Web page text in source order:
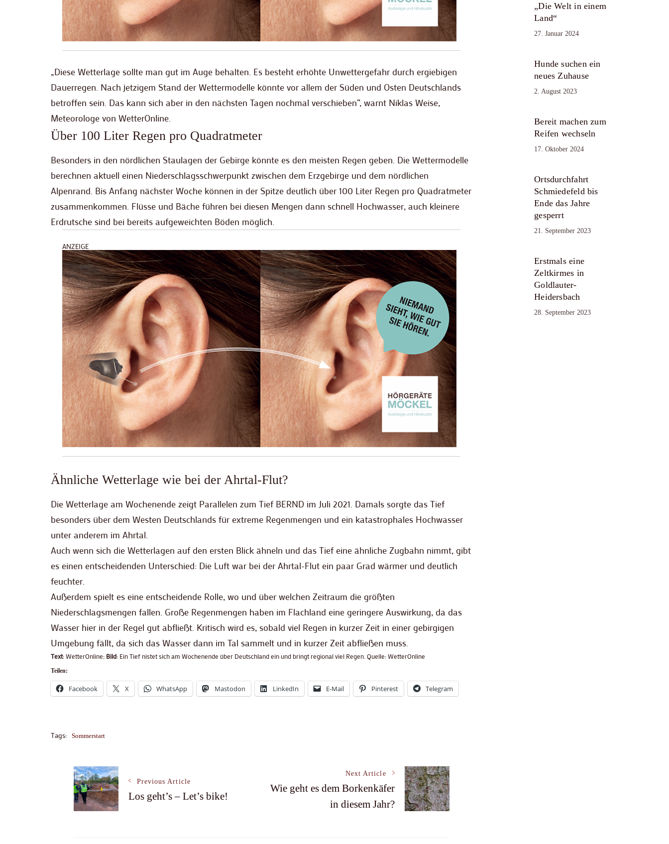
„Diese Wetterlage sollte man gut im Auge behalten. Es besteht erhöhte Unwettergefahr durch ergiebigen
Dauerregen. Nach jetzigem Stand der Wettermodelle könnte vor allem der Süden und Osten Deutschlands
betroffen sein. Das kann sich aber in den nächsten Tagen nochmal verschieben“, warnt Niklas Weise,
Meteorologe von WetterOnline.
Über 100 Liter Regen pro Quadratmeter
Besonders in den nördlichen Staulagen der Gebirge könnte es den meisten Regen geben. Die Wettermodelle
berechnen aktuell einen Niederschlagsschwerpunkt zwischen dem Erzgebirge und dem nördlichen
Alpenrand. Bis Anfang nächster Woche können in der Spitze deutlich über 100 Liter Regen pro Quadratmeter
zusammenkommen. Flüsse und Bäche führen bei diesen Mengen dann schnell Hochwasser, auch kleinere
Erdrutsche sind bei bereits aufgeweichten Böden möglich.
ANZEIGE
Ähnliche Wetterlage wie bei der Ahrtal-Flut?
Die Wetterlage am Wochenende zeigt Parallelen zum Tief BERND im Juli 2021. Damals sorgte das Tief
besonders über dem Westen Deutschlands für extreme Regenmengen und ein katastrophales Hochwasser
unter anderem im Ahrtal.
Auch wenn sich die Wetterlagen auf den ersten Blick ähneln und das Tief eine ähnliche Zugbahn nimmt, gibt
es einen entscheidenden Unterschied: Die Luft war bei der Ahrtal-Flut ein paar Grad wärmer und deutlich
feuchter.
Außerdem spielt es eine entscheidende Rolle, wo und über welchen Zeitraum die größten
Niederschlagsmengen fallen. Große Regenmengen haben im Flachland eine geringere Auswirkung, da das
Wasser hier in der Regel gut abfließt. Kritisch wird es, sobald viel Regen in kurzer Zeit in einer gebirgigen
Umgebung fällt, da sich das Wasser dann im Tal sammelt und in kurzer Zeit abfließen muss.
Text: WetterOnline; Bild: Ein Tief nistet sich am Wochenende über Deutschland ein und bringt regional viel Regen. Quelle: WetterOnline
Teilen:
Facebook X WhatsApp Mastodon LinkedIn E-Mail Pinterest Telegram
Tags: Sommerstart
Post
Navigation
Previous Article
Los geht’s – Let’s bike!
Next Article
Wie geht es dem Borkenkäfer
in diesem Jahr?
„Die Welt in einem
Land“
27. Januar 2024
Hunde suchen ein
neues Zuhause
2. August 2023
Bereit machen zum
Reifen wechseln
17. Oktober 2024
Ortsdurchfahrt
Schmiedefeld bis
Ende das Jahre
gesperrt
21. September 2023
Erstmals eine
Zeltkirmes in
Goldlauter-
Heidersbach
28. September 2023